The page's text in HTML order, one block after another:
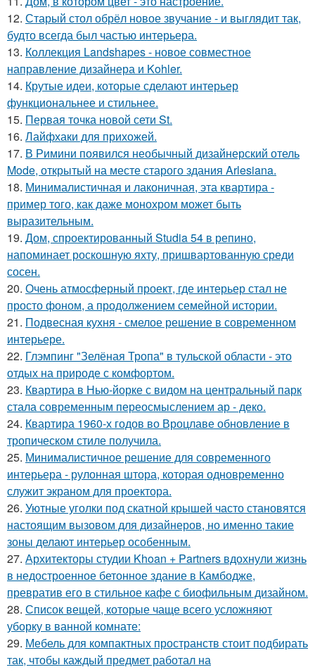
12. Старый стол обрёл новое звучание - и выглядит так,
будто всегда был частью интерьера.
13. Коллекция Landshapes - новое совместное
направление дизайнера и Kohler.
14. Крутые идеи, которые сделают интерьер
функциональнее и стильнее.
15. Первая точка новой сети St.
16. Лайфхаки для прихожей.
17. В Римини появился необычный дизайнерский отель
Mode, открытый на месте старого здания Arlesiana.
18. Минималистичная и лаконичная, эта квартира -
пример того, как даже монохром может быть
выразительным.
19. Дом, спроектированный Studia 54 в репино,
напоминает роскошную яхту, пришвартованную среди
сосен.
20. Очень атмосферный проект, где интерьер стал не
просто фоном, а продолжением семейной истории.
21. Подвесная кухня - смелое решение в современном
интерьере.
22. Глэмпинг "Зелёная Тропа" в тульской области - это
отдых на природе с комфортом.
23. Квартира в Нью-йорке с видом на центральный парк
стала современным переосмыслением ар - деко.
24. Квартира 1960-х годов во Вроцлаве обновление в
тропическом стиле получила.
25. Минималистичное решение для современного
интерьера - рулонная штора, которая одновременно
служит экраном для проектора.
26. Уютные уголки под скатной крышей часто становятся
настоящим вызовом для дизайнеров, но именно такие
зоны делают интерьер особенным.
27. Архитекторы студии Khoan + Partners вдохнули жизнь
в недостроенное бетонное здание в Камбодже,
превратив его в стильное кафе с биофильным дизайном.
28. Список вещей, которые чаще всего усложняют
уборку в ванной комнате:
29. Мебель для компактных пространств стоит подбирать
так, чтобы каждый предмет работал на